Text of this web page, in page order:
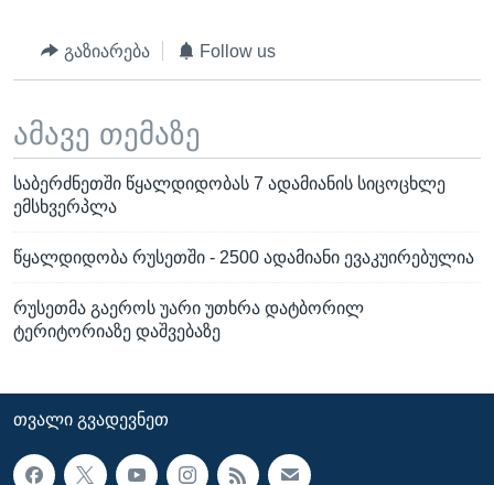
გაზიარება Follow us
ამავე თემაზე
საბერძნეთში წყალდიდობას 7 ადამიანის სიცოცხლე
ემსხვერპლა
წყალდიდობა რუსეთში - 2500 ადამიანი ევაკუირებულია
რუსეთმა გაეროს უარი უთხრა დატბორილ
ტერიტორიაზე დაშვებაზე
ᲗᲕᲐᲚᲘ ᲒᲕᲐᲓᲔᲕᲜᲔᲗ